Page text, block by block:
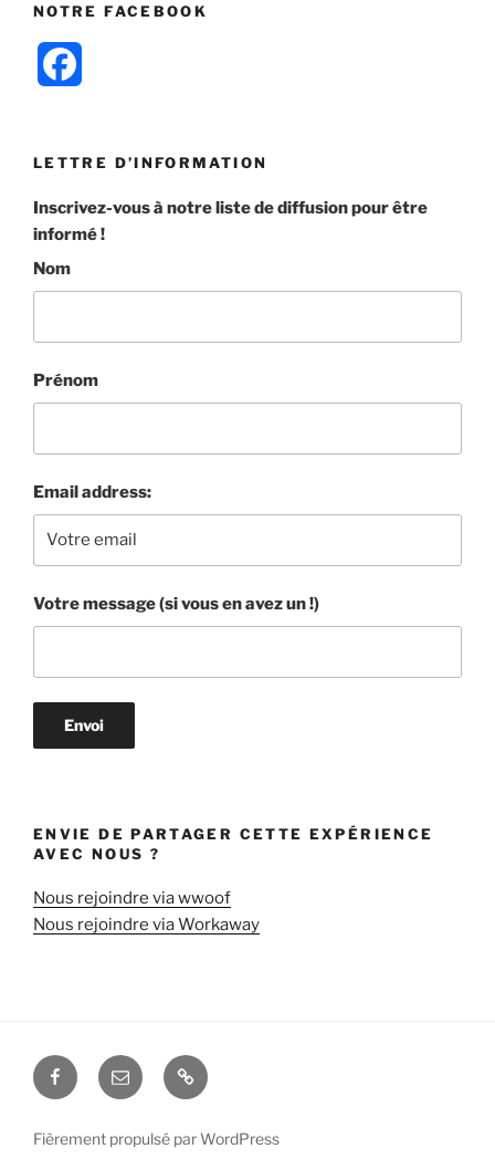
NOTRE FACEBOOK
c
b
k
LETTRE D’INFORMATION
Inscrivez-vous à notre liste de diffusion pour être
informé !
Nom
Prénom
Email address:
Votre message (si vous en avez un !)
ENVIE DE PARTAGER CETTE EXPÉRIENCE
AVEC NOUS ?
Nous rejoindre via wwoof
Nous rejoindre via Workaway
Notre
Facebook
Nous
écrire
Mentions
légales
Fièrement propulsé par WordPress